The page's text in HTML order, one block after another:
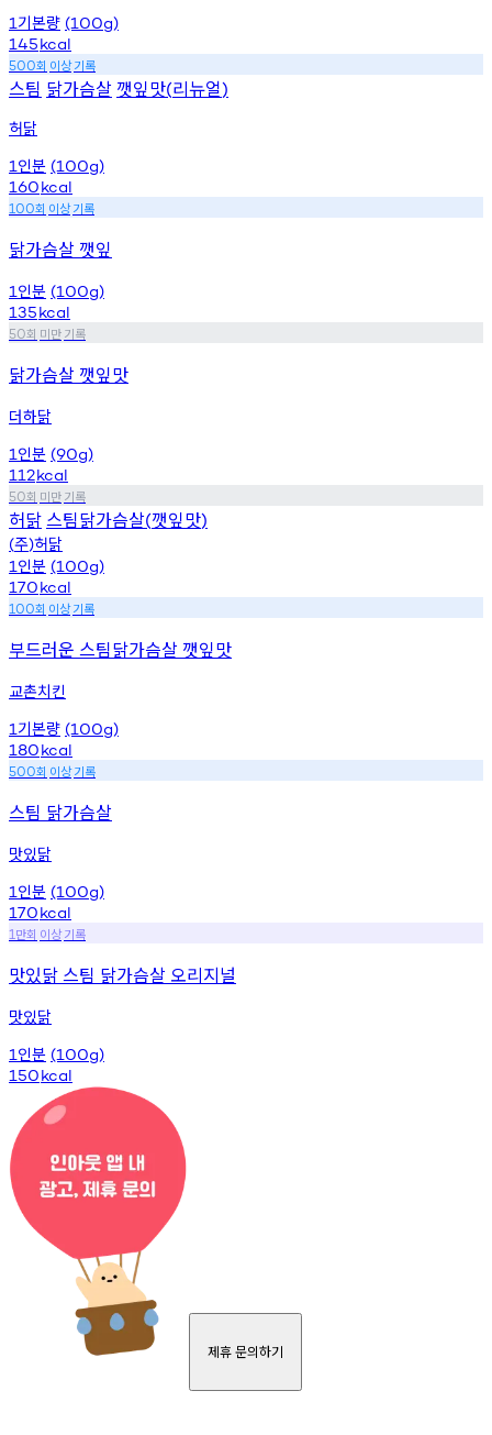
1 기본량 (100g)
145kcal
500회 이상기록
스팀 닭가슴살 깻잎맛(리뉴얼)
허닭
1 인분 (100g)
160kcal
100회 이상기록
닭가슴살 깻잎
1 인분 (100g)
135kcal
50회 미만기록
닭가슴살 깻잎맛
더하닭
1 인분 (90g)
112kcal
50회 미만기록
허닭스팀닭가슴살(깻잎맛)
(주)허닭
1 인분 (100g)
170kcal
100회 이상기록
부드러운 스팀닭가슴살 깻잎맛
교촌치킨
1 기본량 (100g)
180kcal
500회 이상기록
스팀 닭가슴살
맛있닭
1 인분 (100g)
170kcal
1 만회 이상기록
맛있닭 스팀 닭가슴살 오리지널
맛있닭
1 인분 (100g)
150kcal
제휴 문의하기